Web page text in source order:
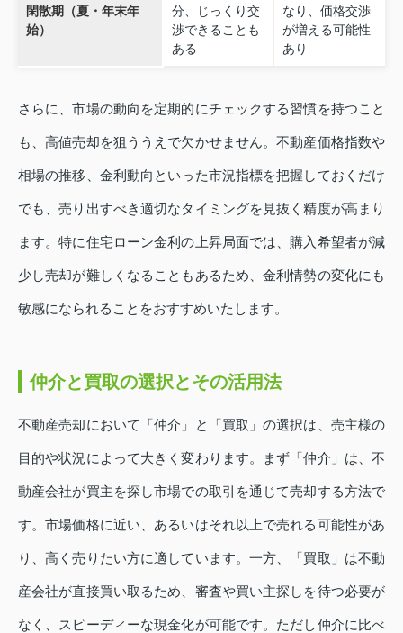
閑散期（夏・年末年
始）
分、じっくり交
渉できることも
ある
なり、価格交渉
が増える可能性
あり
さらに、市場の動向を定期的にチェックする習慣を持つこと
も、高値売却を狙ううえで欠かせません。不動産価格指数や
相場の推移、金利動向といった市況指標を把握しておくだけ
でも、売り出すべき適切なタイミングを見抜く精度が高まり
ます。特に住宅ローン金利の上昇局面では、購入希望者が減
少し売却が難しくなることもあるため、金利情勢の変化にも
敏感になられることをおすすめいたします。
仲介と買取の選択とその活用法
不動産売却において「仲介」と「買取」の選択は、売主様の
目的や状況によって大きく変わります。まず「仲介」は、不
動産会社が買主を探し市場での取引を通じて売却する方法で
す。市場価格に近い、あるいはそれ以上で売れる可能性があ
り、高く売りたい方に適しています。一方、「買取」は不動
産会社が直接買い取るため、審査や買い主探しを待つ必要が
なく、スピーディーな現金化が可能です。ただし仲介に比べ